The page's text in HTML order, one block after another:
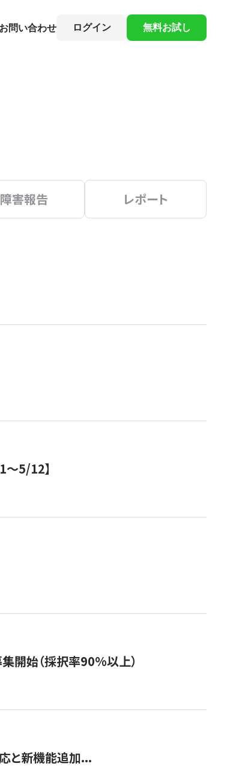
お問い合わせ ログイン 無料お試し
障害報告 レポート
～5/12】
開始（採択率90%以上）
と新機能追加...